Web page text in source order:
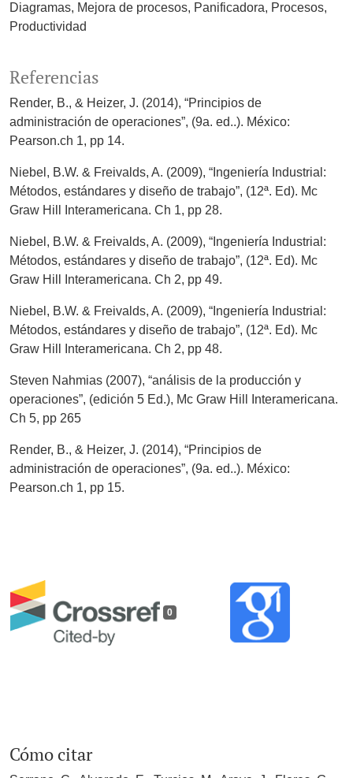
Diagramas Mejora de procesos Panificadora
Procesos
Productividad
0
Cómo citar
Referencias
Render, B., & Heizer, J. (2014), “Principios de
administración de operaciones”, (9a. ed..). México:
Pearson.ch 1, pp 14.
Niebel, B.W. & Freivalds, A. (2009), “Ingeniería Industrial:
Métodos, estándares y diseño de trabajo”, (12ª. Ed). Mc
Graw Hill Interamericana. Ch 1, pp 28.
Niebel, B.W. & Freivalds, A. (2009), “Ingeniería Industrial:
Métodos, estándares y diseño de trabajo”, (12ª. Ed). Mc
Graw Hill Interamericana. Ch 2, pp 49.
Niebel, B.W. & Freivalds, A. (2009), “Ingeniería Industrial:
Métodos, estándares y diseño de trabajo”, (12ª. Ed). Mc
Graw Hill Interamericana. Ch 2, pp 48.
Steven Nahmias (2007), “análisis de la producción y
operaciones”, (edición 5 Ed.), Mc Graw Hill Interamericana.
Ch 5, pp 265
Render, B., & Heizer, J. (2014), “Principios de
administración de operaciones”, (9a. ed..). México:
Pearson.ch 1, pp 15.